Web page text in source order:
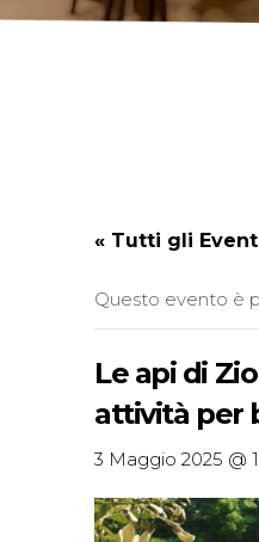
« Tutti gli
Questo evento è
Le api di
attività per
3 Maggio 2025 @